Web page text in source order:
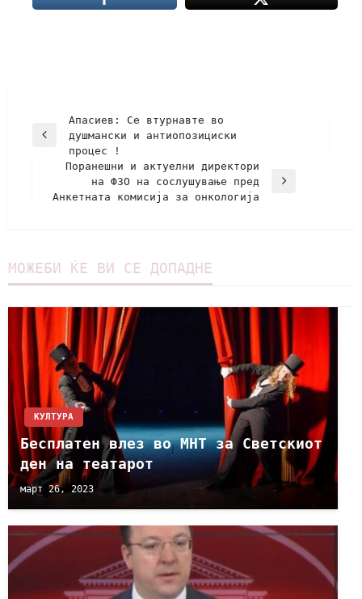
Апасиев: Се втурнавте во
душмански и антиопозициски
процес !
Поранешни и актуелни директори
на ФЗО на сослушување пред
Анкетната комисија за онкологија
МОЖЕБИ ЌЕ ВИ СЕ ДОПАДНЕ
КУЛТУРА
Бесплатен влез во МНТ за Светскиот
ден на театарот
март 26, 2023